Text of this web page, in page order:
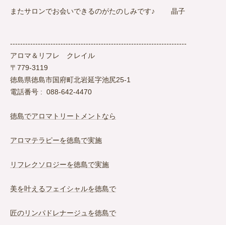
またサロンでお会いできるのがたのしみです♪ 晶子
----------------------------------------------------------------------
アロマ＆リフレ クレイル
〒779-3119
徳島県徳島市国府町北岩延字池尻25-1
電話番号 : 088-642-4470
徳島でアロマトリートメントなら
アロマテラピーを徳島で実施
リフレクソロジーを徳島で実施
美を叶えるフェイシャルを徳島で
匠のリンパドレナージュを徳島で